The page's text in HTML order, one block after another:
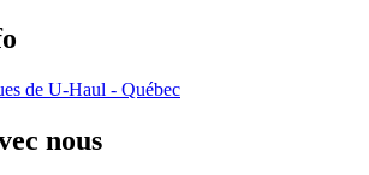
de U-Haul - Québec
nous